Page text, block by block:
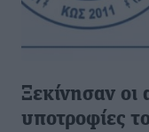
Ξεκίνησαν οι
υποτροφίες